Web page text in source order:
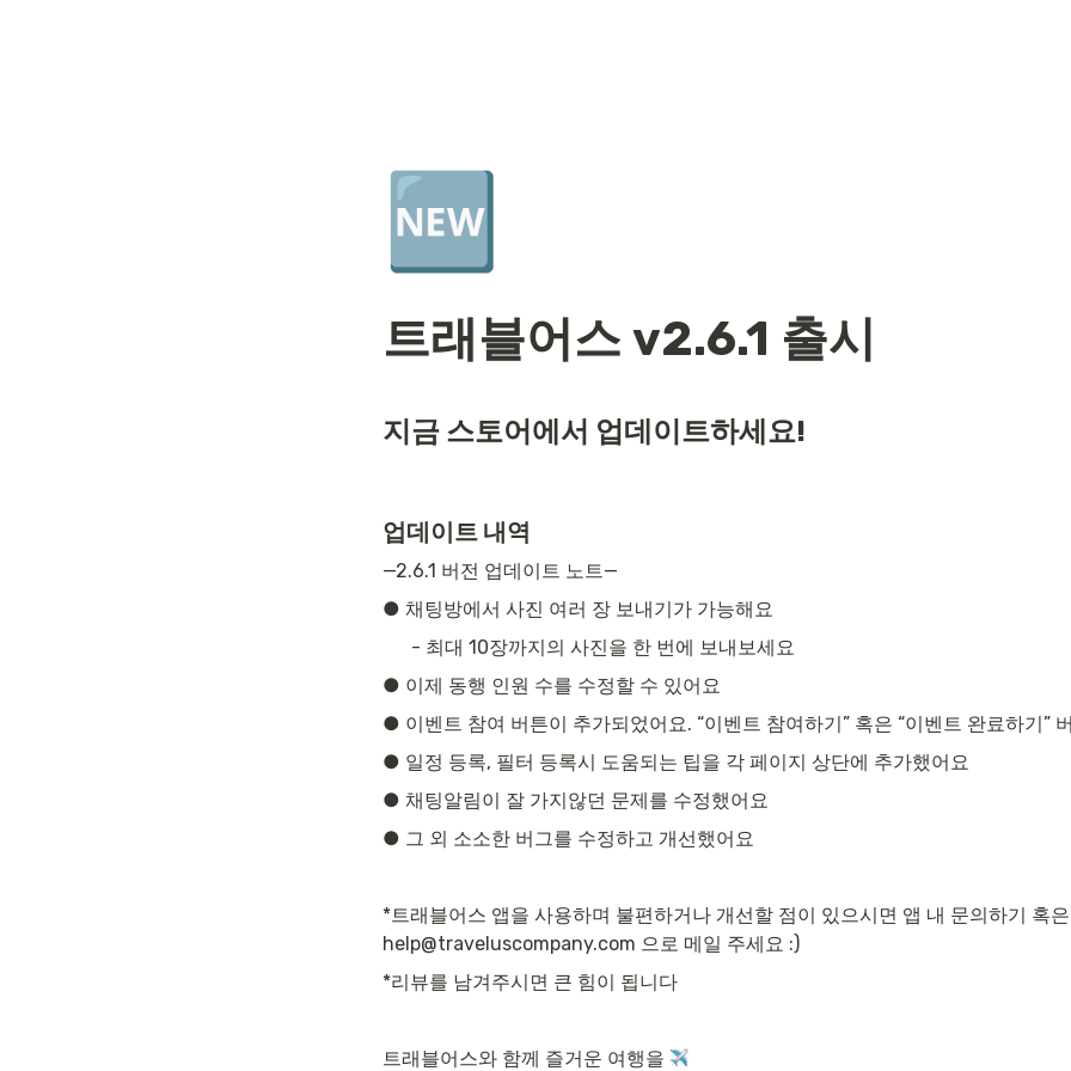
🆕
트래블어스 v2.6.1 출시
지금 스토어에서 업데이트하세요!
업데이트 내역
—2.6.1 버전 업데이트 노트—
● 채팅방에서 사진 여러 장 보내기가 가능해요
- 최대 10장까지의 사진을 한 번에 보내보세요
● 이제 동행 인원 수를 수정할 수 있어요
● 이벤트 참여 버튼이 추가되었어요. “이벤트 참여하기” 혹은 “이벤트 완료하기”
● 일정 등록, 필터 등록시 도움되는 팁을 각 페이지 상단에 추가했어요
● 채팅알림이 잘 가지않던 문제를 수정했어요
● 그 외 소소한 버그를 수정하고 개선했어요
*트래블어스 앱을 사용하며 불편하거나 개선할 점이 있으시면 앱 내 문의하기 혹은
help@traveluscompany.com 으로 메일 주세요 :)
*리뷰를 남겨주시면 큰 힘이 됩니다
트래블어스와 함께 즐거운 여행을